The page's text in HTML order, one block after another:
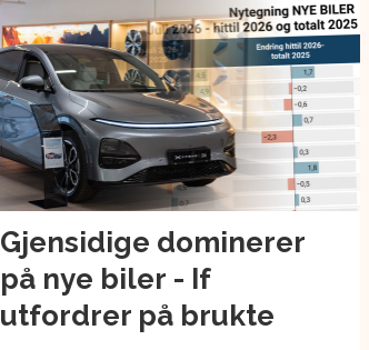
Gjensidige dominerer
på nye biler - If
utfordrer på brukte